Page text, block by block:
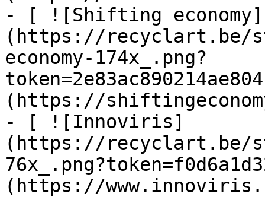
- [ ![Shifting economy]
(https://recyclart.be/
economy-174x_.png?
(https://
- [ ![Innoviris]
(https://recyclart.be/
(https://